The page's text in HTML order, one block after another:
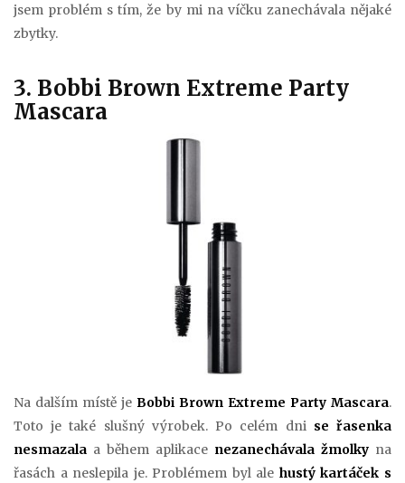
jsem problém s tím, že by mi na víčku zanechávala nějaké
zbytky.
3. Bobbi Brown Extreme Party
Mascara
Na dalším místě je Bobbi Brown Extreme Party Mascara.
Toto je také slušný výrobek. Po celém dni se řasenka
nesmazala a během aplikace nezanechávala žmolky na
řasách a neslepila je. Problémem byl ale hustý kartáček s